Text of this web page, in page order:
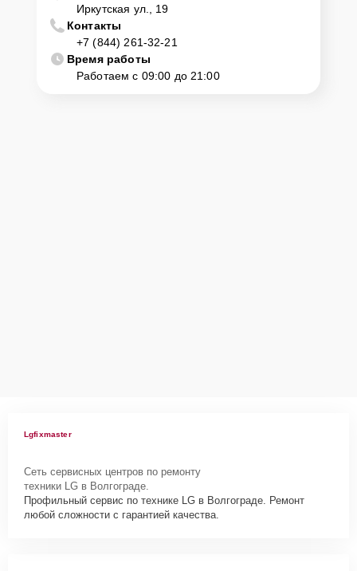
Иркутская ул., 19
Контакты
+7 (844) 261-32-21
Время работы
Работаем с 09:00 до 21:00
Lgfixmaster
Сеть сервисных центров по ремонту
техники LG в Волгограде.
Профильный сервис по технике LG в Волгограде. Ремонт
любой сложности с гарантией качества.